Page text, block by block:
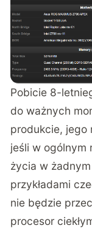
Pobicie 8-
do ważnych
produkcie, jego
jeśli w ogólnym
życia w
przykładami
nie będzie
procesor